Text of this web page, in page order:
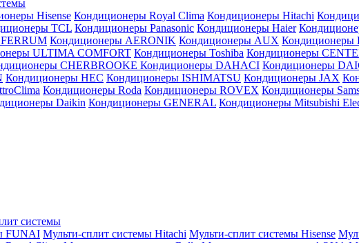
Hisense Кондиционеры Royal Clima Кондиционеры Hitachi
TCL Кондиционеры Panasonic Кондиционеры Haier
Кондиционеры AERONIK Кондиционеры AUX Кондиционеры
ULTIMA COMFORT Кондиционеры Toshiba Кондиционеры
CHERBROOKE Кондиционеры DAHACI Кондиционеры
Кондиционеры HEC Кондиционеры ISHIMATSU Кондиционеры JAX
Кондиционеры Roda Кондиционеры ROVEX Кондиционеры
Daikin Кондиционеры GENERAL Кондиционеры Mitsubishi
системы
FUNAI Мульти-сплит системы Hitachi Мульти-сплит системы Hisense